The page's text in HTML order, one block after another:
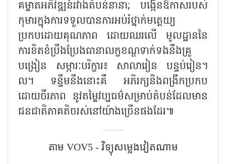
គម្លាតអភិវឌ្ឍន៍រវាងតំបន់នានា; បង្កើនឱកាសរបស់
កុមារក្នុងការទទួលបានការអប់រំថ្នាក់មត្តេយ្យ
ប្រកបដោយគុណភាព ដោយឈរលើ មូលដ្ឋាននៃ
ការខិតខំប្រឹងប្រែងធានាលក្ខខណ្ឌទាក់ទងនឹងគ្រូ
បង្រៀន សម្ភារៈបរិក្ខារ៖ សាលារៀន បន្ទប់រៀន។
ល។ ទន្ទឹមនឹងនោះគឺ អភិរក្សនិងពង្រីកប្រកប
ដោយចីរភាព នូវតម្លៃវប្បធម៌សម្រាប់តំបន់ដែលមាន
ជនជាតិភាគតិចរស់នៅយ៉ាងច្រើនផងដែរ៕
តាម​ VOV5 - វិទ្យុសម្លេងវៀតណាម